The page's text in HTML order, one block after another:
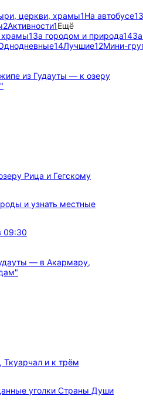
церкви, храмы1На автобусе1
2Активности1Ещё
храмы1За городом и природа14
14Лучшие12Мини-
Рица и Гегскому
и узнать местные
09:30
и к трём
уголки Страны Души